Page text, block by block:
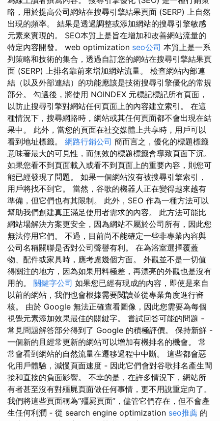
略，用於提高公司網站在搜尋引擎結果頁面 (SERP) 上自然
出現的頻率。 結果是透過調整或添加網站的搜尋引擎敏感
元素來實現的。 SEO本質上是旨在增加和改善網站流量的
特定內容開發。 web optimization seo公司 本質上是一系
列策略和技術的集合，透過自訂您的網站在搜尋引擎結果頁
面 (SERP) 上排名靠前來增加網站流量。 檢查網站內部連
結（以及外部連結）的功能應該是技術搜尋引擎優化的常規
部分。 勾選後，將使用 NOINDEX 元標記標記所有頁面，
以防止搜尋引擎對網站任何頁面上的內容建立索引。 在這
種情況下，搜尋網路時，網站或其任何頁面都不會出現在結
果中。 此外，當您的頁面在社交媒體上共享時，用戶可以
看到地址標籤。 網路行銷公司 簡而言之，優化的標題標籤
意味著最大的可見性，而無效的標題標籤會導致頁面下沉。
如果您看不到頁面載入或看不到頁面上的重要內容，則您可
能已經發現了問題。 如果一個網站沒有被搜尋引擎索引，
用戶將找不到它。 當然，谷歌的機器人正在變得越來越有
準備，但它們也有其限制。 此外，SEO 作為一種方法可以
幫助我們創建真正滿足使用者需求的內容。 此方法可能比
網站場解決方案更安全，因為網站不屬於公司所有，因此您
無法停用它們。 不過，目前尚不能確定一些非專業內容與
公司名稱關聯是否對公司聲譽有利。 在為浴室選擇覆蓋
物、配件或家具時，應考慮幾個方面。 外觀並不是一切值
得關注的地方，因為如果用料極差，再漂亮的外觀也是沒有
用的。 關鍵字公司 如果您已經有現成的內容，即使是來自
以前的網站，我們也會根據需要閱讀並從專業角度進行審
核。 由於 Google 無法正確查看圖像，因此您需要為每個
視覺元素添加效果最佳的關鍵字。 嘗試回答可能的問題 -
常見問題解答部分得到了 Google 的積極評價。 保持新鮮 -
一個新的且經常更新的網站可以增加有機排名的機會。 常
常會看到網站的自然流量在遷移過程中中斷。 這些都會惡
化用戶體驗，減慢頁面速度 - 因此它們會對谷歌排名產生間
接和直接的負面影響。 不幸的是，在許多情況下，網站所
有者甚至沒有對殭屍頁面做任何事情，更不用說重定向了。
我們將這些頁面稱為“殭屍頁面”，儘管它們存在，但不會產
生任何利潤 - 從 search engine optimization seo推薦 的